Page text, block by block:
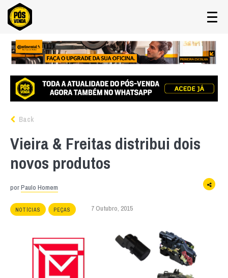
Back
Vieira & Freitas distribui dois
novos produtos
porPaulo Homem
NOTÍCIAS PEÇAS 7 Outubro, 2015